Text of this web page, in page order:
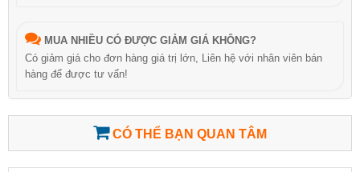
MUA NHIỀU CÓ ĐƯỢC GIẢM GIÁ KHÔNG?
Có giảm giá cho đơn hàng giá trị lớn, Liên hệ với nhân viên bán
hàng để được tư vấn!
CÓ THỂ BẠN QUAN TÂM